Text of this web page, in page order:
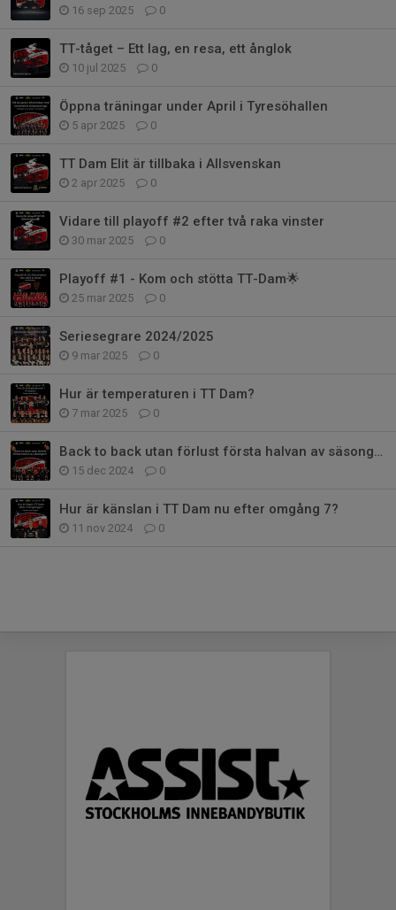
16 sep 2025 0
TT-tåget – Ett lag, en resa, ett ånglok
10 jul 2025 0
Öppna träningar under April i Tyresöhallen
5 apr 2025 0
TT Dam Elit är tillbaka i Allsvenskan
2 apr 2025 0
Vidare till playoff #2 efter två raka vinster
30 mar 2025 0
Playoff #1 - Kom och stötta TT-Dam🌟
25 mar 2025 0
Seriesegrare 2024/2025
9 mar 2025 0
Hur är temperaturen i TT Dam?
7 mar 2025 0
Back to back utan förlust första halvan av säsongen
15 dec 2024 0
Hur är känslan i TT Dam nu efter omgång 7?
11 nov 2024 0